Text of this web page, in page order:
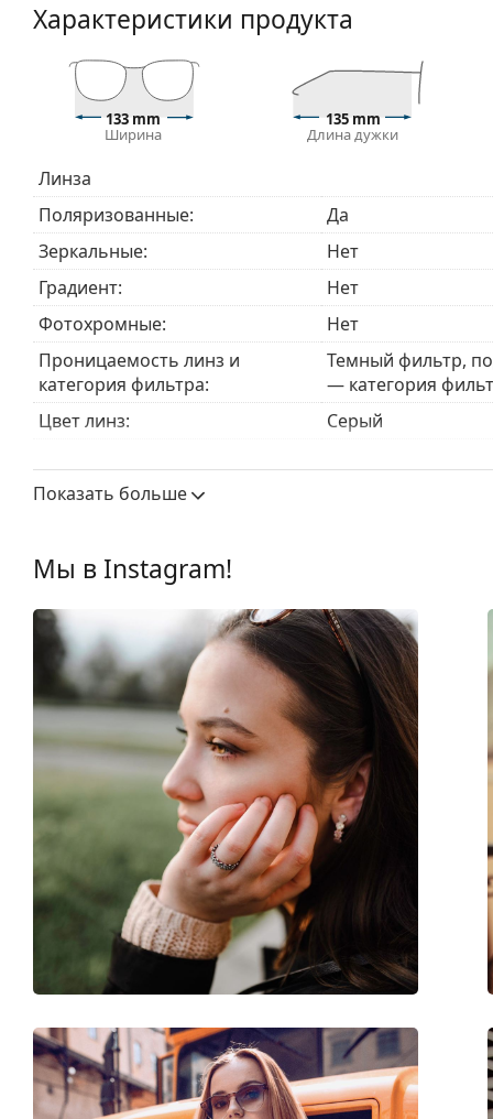
и защищают глаза от ультрафиолетового
резкости и фокусировку.
Поляризованные
белый свет, что делает их особенно полезными
лыжах и рыбалки. Эти линзы одинаково модны и
Очки имеют защиту UV 400, которая
оснащены солнцезащитным фильтром категории
интенсивного солнечного воздействия на пляже
Аксессуары
Мы доставляем солнцезащитные очки в
могут отличаться.
Поставляемая салфетка идеально подходит для
Некоторые модели могут поставляться с
Изучите ассортиментсолнцезащитных очков,
Характеристики продукта
133 mm
Ширина
135 mm
Длина дужки
Линза
Поляризованные:
Да
Зеркальные:
Нет
Градиент:
Нет
Фотохромные:
Нет
Проницаемость линз и
категория фильтра:
Темный фильтр,
— категория
Цвет линз:
Серый
Ширина линзы:
УФ-фильтр 400:
Форма оправы:
Квадратные
Цвет оправы:
Черный
Материал оправы:
Пластик
Размер:
Ширина:
133 mm
Длина дужки:
135 mm
Ширина моста:
Вес:
150 г
Регулируемые носоупоры:
Нет
Пружинный шарнир:
Нет
Аксессуары
Футляр:
Да
Салфетка для чистки:
Да
Другое
Показать больше
Мы в Instagram!